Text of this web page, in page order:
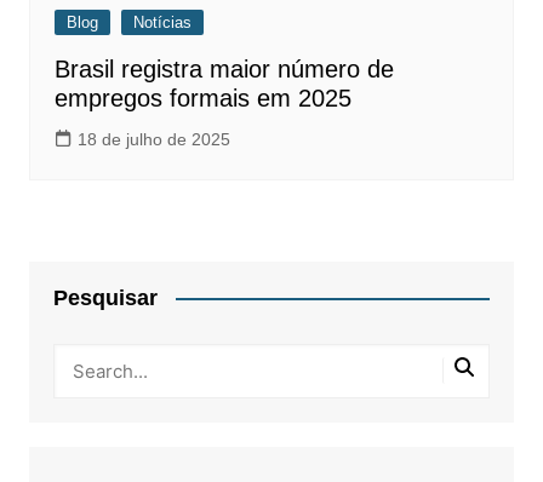
Blog Notícias
Brasil registra maior número de
empregos formais em 2025
18 de julho de 2025
Pesquisar